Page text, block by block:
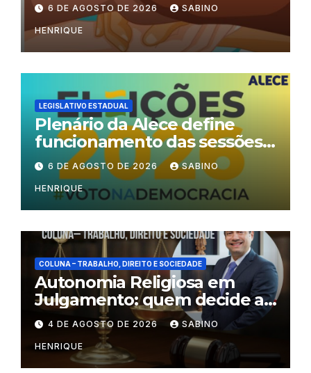
6 DE AGOSTO DE 2026 SABINO
HENRIQUE
LEGISLATIVO ESTADUAL
Plenário da Alece define
funcionamento das sessões
durante o período eleitoral
6 DE AGOSTO DE 2026 SABINO
HENRIQUE
COLUNA – TRABALHO, DIREITO E SOCIEDADE
Autonomia Religiosa em
Julgamento: quem decide as
regras dentro dos templos?
4 DE AGOSTO DE 2026 SABINO
HENRIQUE